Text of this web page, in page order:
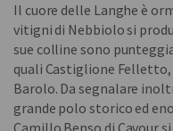
Il cuore delle Langhe è
vitigni di Nebbiolo si
sue colline sono
quali Castiglione Felletto,
Barolo. Da segnalare
grande polo storico ed